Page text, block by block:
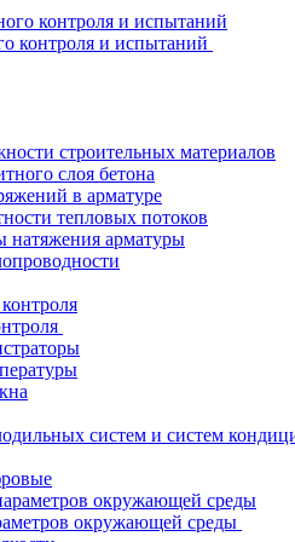
контроля и испытаний
строительных материалов
слоя бетона
в арматуре
тепловых потоков
натяжения арматуры
систем и систем
окружающей среды